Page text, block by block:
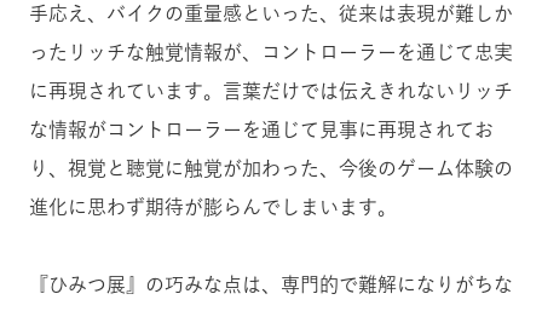
手応え、バイクの重量感といった、従来は表現が難しか
ったリッチな触覚情報が、コントローラーを通じて忠実
に再現されています。言葉だけでは伝えきれないリッチ
な情報がコントローラーを通じて見事に再現されてお
り、視覚と聴覚に触覚が加わった、今後のゲーム体験の
進化に思わず期待が膨らんでしまいます。
『ひみつ展』の巧みな点は、専門的で難解になりがちな